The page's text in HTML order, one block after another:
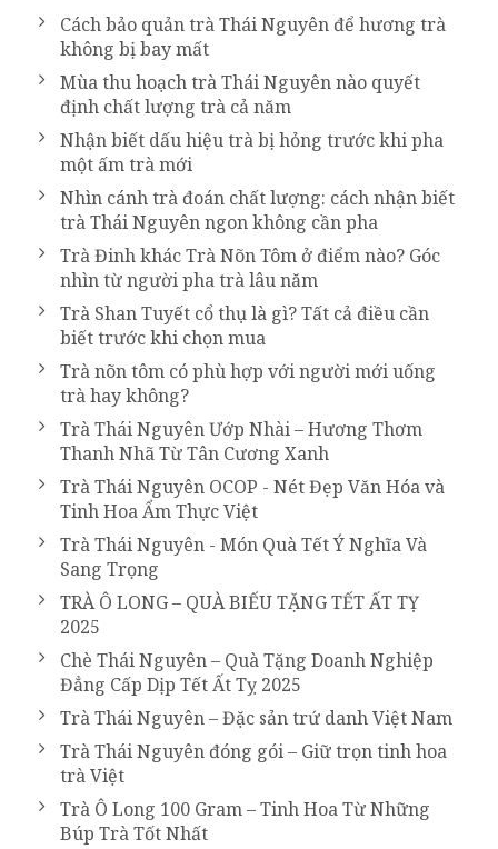
Cách bảo quản trà Thái Nguyên để hương trà
không bị bay mất
Mùa thu hoạch trà Thái Nguyên nào quyết
định chất lượng trà cả năm
Nhận biết dấu hiệu trà bị hỏng trước khi pha
một ấm trà mới
Nhìn cánh trà đoán chất lượng: cách nhận biết
trà Thái Nguyên ngon không cần pha
Trà Đinh khác Trà Nõn Tôm ở điểm nào? Góc
nhìn từ người pha trà lâu năm
Trà Shan Tuyết cổ thụ là gì? Tất cả điều cần
biết trước khi chọn mua
Trà nõn tôm có phù hợp với người mới uống
trà hay không?
Trà Thái Nguyên Ướp Nhài – Hương Thơm
Thanh Nhã Từ Tân Cương Xanh
Trà Thái Nguyên OCOP - Nét Đẹp Văn Hóa và
Tinh Hoa Ẩm Thực Việt
Trà Thái Nguyên - Món Quà Tết Ý Nghĩa Và
Sang Trọng
TRÀ Ô LONG – QUÀ BIẾU TẶNG TẾT ẤT TỴ
2025
Chè Thái Nguyên – Quà Tặng Doanh Nghiệp
Đẳng Cấp Dịp Tết Ất Tỵ 2025
Trà Thái Nguyên – Đặc sản trứ danh Việt Nam
Trà Thái Nguyên đóng gói – Giữ trọn tinh hoa
trà Việt
Trà Ô Long 100 Gram – Tinh Hoa Từ Những
Búp Trà Tốt Nhất